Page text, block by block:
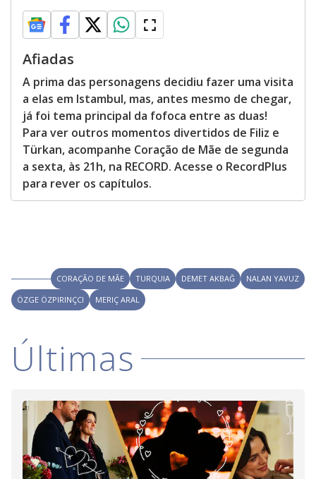
Afiadas
A prima das personagens decidiu fazer uma visita
a elas em Istambul, mas, antes mesmo de chegar,
já foi tema principal da fofoca entre as duas!
Para ver outros momentos divertidos de Filiz e
Türkan, acompanhe Coração de Mãe de segunda
a sexta, às 21h, na RECORD. Acesse o RecordPlus
para rever os capítulos.
CORAÇÃO DE MÃE TURQUIA DEMET AKBAĞ
NALAN YAVUZ
ÖZGE ÖZPIRINÇCI
MERIÇ ARAL
Últimas